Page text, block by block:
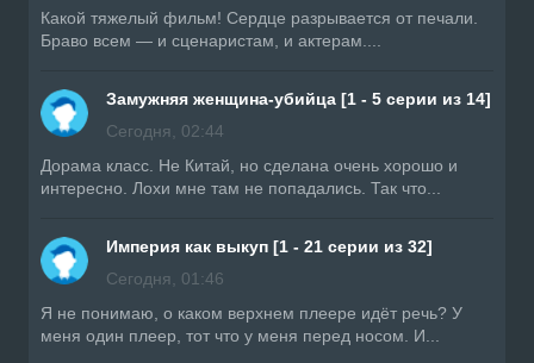
Какой тяжелый фильм! Сердце разрывается от печали.
Браво всем — и сценаристам, и актерам....
Замужняя женщина-убийца [1 - 5 серии из 14]
Сегодня, 02:44
Дорама класс. Не Китай, но сделана очень хорошо и
интересно. Лохи мне там не попадались. Так что...
Империя как выкуп [1 - 21 серии из 32]
Сегодня, 01:46
Я не понимаю, о каком верхнем плеере идёт речь? У
меня один плеер, тот что у меня перед носом. И...